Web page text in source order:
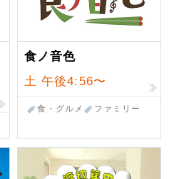
食ノ音色
土午後4:56〜
食・グルメ ファミリー